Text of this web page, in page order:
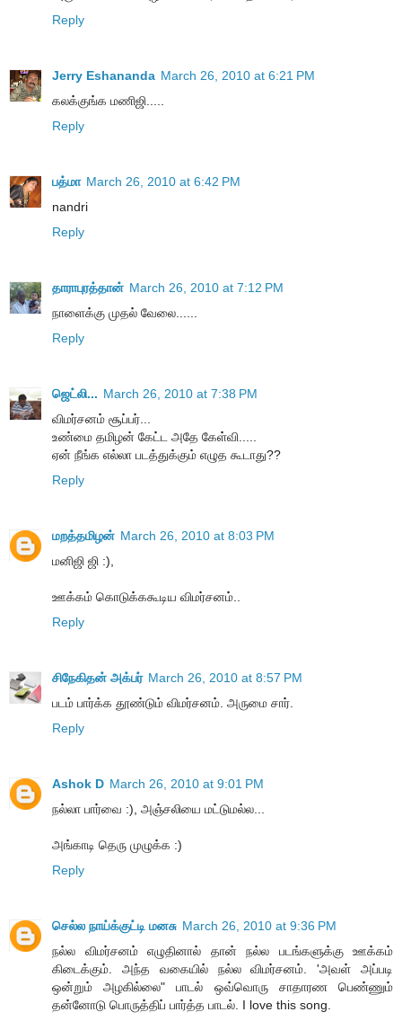
Reply
Jerry Eshananda March 26, 2010 at 6:21 PM
கலக்குங்க மணிஜி.....
Reply
பத்மா March 26, 2010 at 6:42 PM
nandri
Reply
தாராபுரத்தான் March 26, 2010 at 7:12 PM
நாளைக்கு முதல் வேலை......
Reply
ஜெட்லி... March 26, 2010 at 7:38 PM
விமர்சனம் சூப்பர்...
உண்மை தமிழன் கேட்ட அதே கேள்வி.....
ஏன் நீங்க எல்லா படத்துக்கும் எழுத கூடாது??
Reply
மறத்தமிழன் March 26, 2010 at 8:03 PM
மனிஜி ஜி :),
ஊக்கம் கொடுக்ககூடிய விமர்சனம்..
Reply
சிநேகிதன் அக்பர் March 26, 2010 at 8:57 PM
படம் பார்க்க தூண்டும் விமர்சனம். அருமை சார்.
Reply
Ashok D March 26, 2010 at 9:01 PM
நல்லா பார்வை :), அஞ்சலியை மட்டுமல்ல...
அங்காடி தெரு முழுக்க :)
Reply
செல்ல நாய்க்குட்டி மனசு March 26, 2010 at 9:36 PM
நல்ல விமர்சனம் எழுதினால் தான் நல்ல படங்களுக்கு ஊக்கம்
கிடைக்கும். அந்த வகையில் நல்ல விமர்சனம். 'அவள் அப்படி
ஒன்றும் அழகில்லை" பாடல் ஒவ்வொரு சாதாரண பெண்ணும்
தன்னோடு பொருத்திப் பார்த்த பாடல். I love this song.